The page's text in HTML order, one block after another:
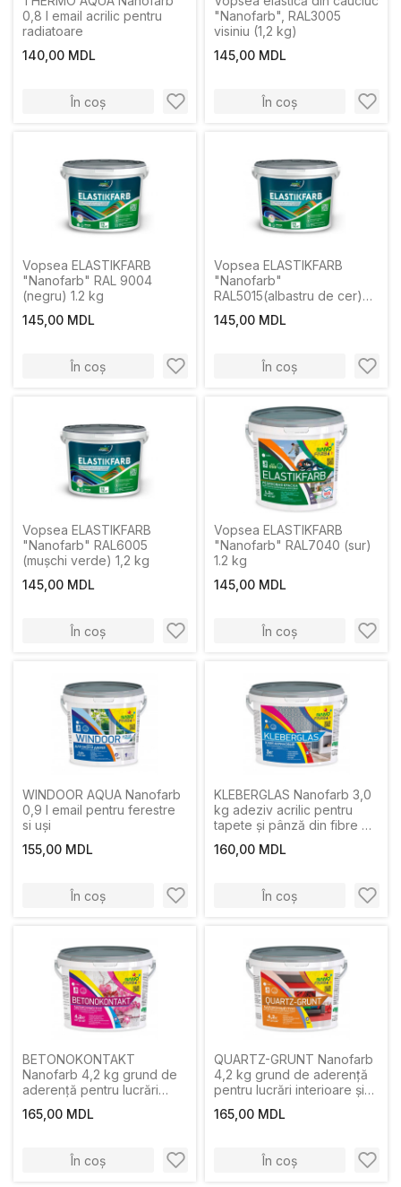
0,8 l email acrilic pentru
radiatoare
140,00 MDL
În coș
"Nanofarb", RAL3005
visiniu (1,2 kg)
145,00 MDL
În coș
Vopsea ELASTIKFARB
"Nanofarb" RAL 9004
(negru) 1.2 kg
145,00 MDL
În coș
Vopsea ELASTIKFARB
"Nanofarb"
RAL5015(albastru de cer)
145,00 MDL
În coș
Vopsea ELASTIKFARB
"Nanofarb" RAL6005
(mușchi verde) 1,2 kg
145,00 MDL
În coș
Vopsea ELASTIKFARB
"Nanofarb" RAL7040 (sur)
1.2 kg
145,00 MDL
În coș
WINDOOR AQUA Nanofarb
0,9 l email pentru ferestre
si uși
155,00 MDL
În coș
KLEBERGLAS Nanofarb 3,0
kg adeziv acrilic pentru
tapete și pânză din fibre de
160,00 MDL
În coș
BETONOKONTAKT
Nanofarb 4,2 kg grund de
aderență pentru lucrări
165,00 MDL
În coș
QUARTZ-GRUNT Nanofarb
4,2 kg grund de aderență
pentru lucrări interioare și
165,00 MDL
În coș